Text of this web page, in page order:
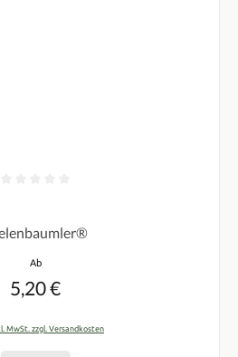
Regulärer Preis:
Ab
5,20 €
MwSt. zzgl. Versandkosten